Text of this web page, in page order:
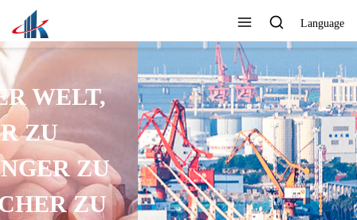
Language
EXPORT IN VIELE LÄNDER